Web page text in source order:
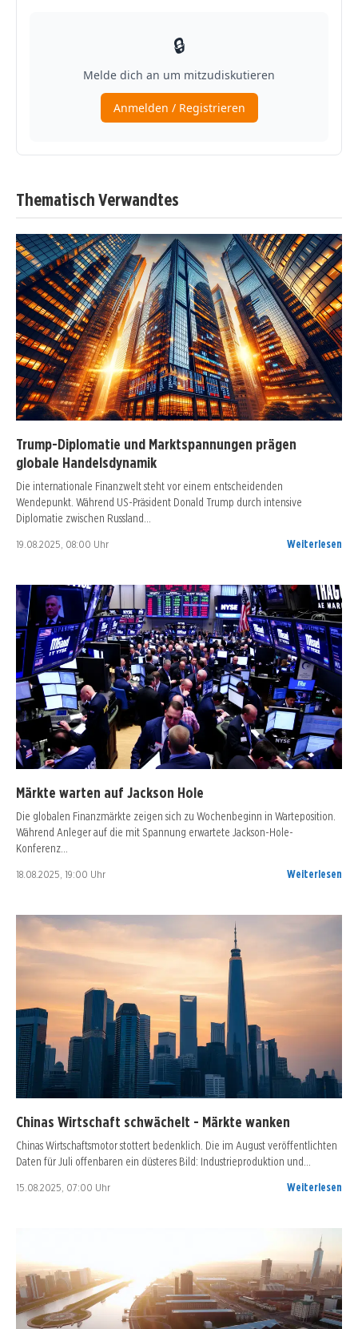
Thematisch Verwandtes
Trump-Diplomatie und Marktspannungen prägen
globale Handelsdynamik
Die internationale Finanzwelt steht vor einem entscheidenden
Wendepunkt. Während US-Präsident Donald Trump durch intensive
Diplomatie zwischen Russland…
19.08.2025, 08:00 Uhr Weiterlesen
Märkte warten auf Jackson Hole
Die globalen Finanzmärkte zeigen sich zu Wochenbeginn in Warteposition.
Während Anleger auf die mit Spannung erwartete Jackson-Hole-
Konferenz…
18.08.2025, 19:00 Uhr Weiterlesen
Chinas Wirtschaft schwächelt - Märkte wanken
Chinas Wirtschaftsmotor stottert bedenklich. Die im August veröffentlichten
Daten für Juli offenbaren ein düsteres Bild: Industrieproduktion und…
15.08.2025, 07:00 Uhr Weiterlesen